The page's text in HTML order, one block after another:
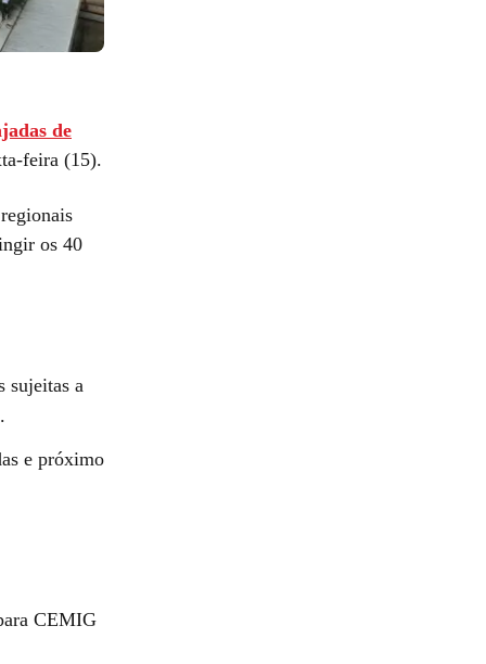
de
feira (15).
os 40
sujeitas a
e próximo
CEMIG